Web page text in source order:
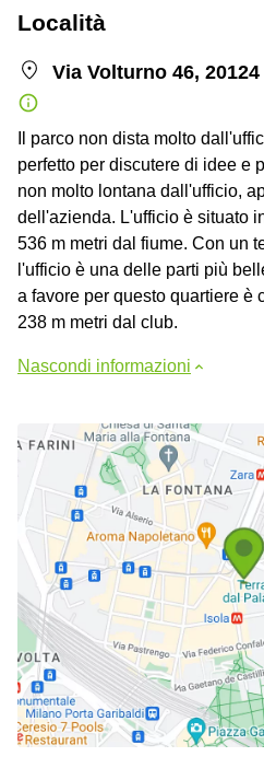
Località
Via Volturno 46,
Il parco non dista molto
perfetto per discutere di idee e
non molto lontana dall'ufficio,
dell'azienda. L'ufficio è situato
536 m metri dal fiume. Con un
l'ufficio è una delle parti più
a favore per questo quartiere è
238 m metri dal club.
Nascondi informazioni